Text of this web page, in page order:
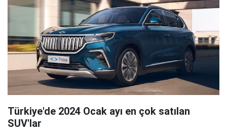
Türkiye'de 2024 Ocak ayı en çok satılan
SUV'lar